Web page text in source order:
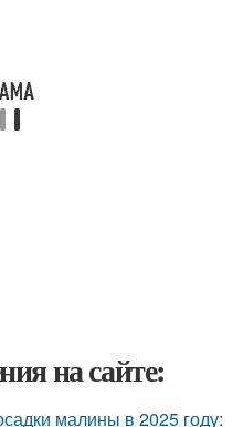
на сайте:
малины в 2025 году: